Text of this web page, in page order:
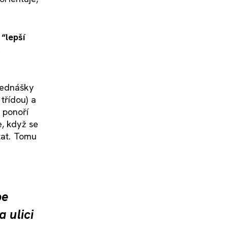
a
ponoří
když se
Tomu
ulici